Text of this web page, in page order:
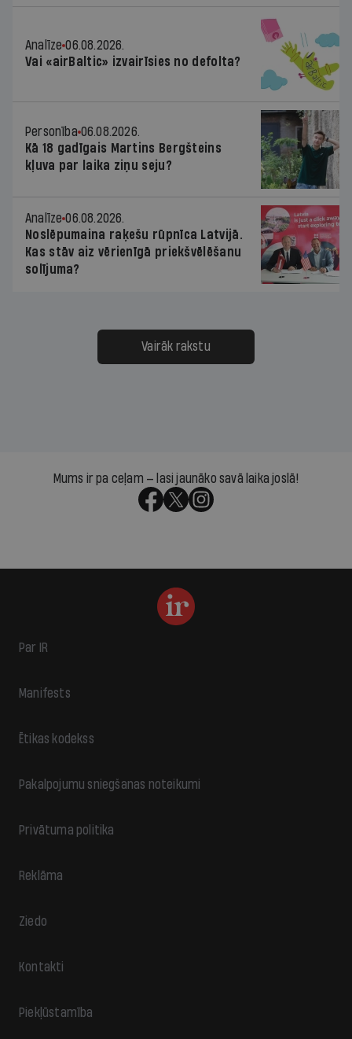
Analīze 06.08.2026.
Vai «airBaltic» izvairīsies no defolta?
Personība 06.08.2026.
Kā 18 gadīgais Martins Bergšteins
kļuva par laika ziņu seju?
Analīze 06.08.2026.
Noslēpumaina raķešu rūpnīca Latvijā.
Kas stāv aiz vērienīgā priekšvēlēšanu
solījuma?
Vairāk rakstu
Mums ir pa ceļam — lasi jaunāko savā laika joslā!
Par IR
Manifests
Ētikas kodekss
Pakalpojumu sniegšanas noteikumi
Privātuma politika
Reklāma
Ziedo
Kontakti
Piekļūstamība